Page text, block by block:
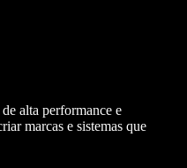
alta performance e
marcas e sistemas que